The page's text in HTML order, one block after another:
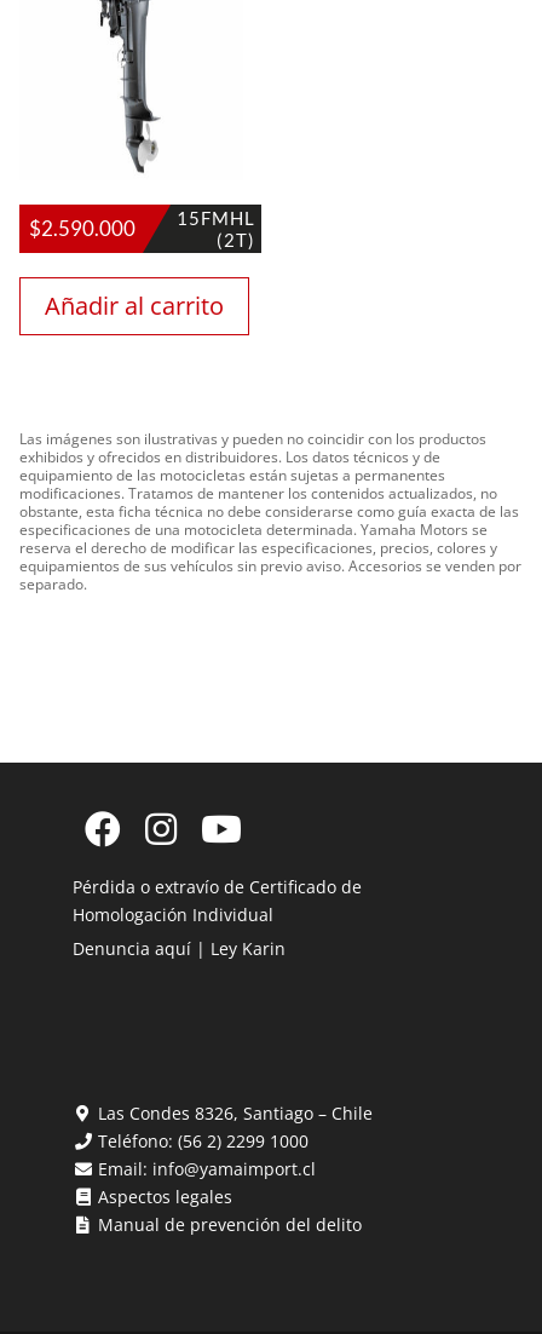
$2.590.000
15FMHL
(2T)
Añadir al carrito
Las imágenes son ilustrativas y pueden no coincidir con los productos
exhibidos y ofrecidos en distribuidores. Los datos técnicos y de
equipamiento de las motocicletas están sujetas a permanentes
modificaciones. Tratamos de mantener los contenidos actualizados, no
obstante, esta ficha técnica no debe considerarse como guía exacta de las
especificaciones de una motocicleta determinada. Yamaha Motors se
reserva el derecho de modificar las especificaciones, precios, colores y
equipamientos de sus vehículos sin previo aviso. Accesorios se venden por
separado.
Pérdida o extravío de Certificado de
Homologación Individual
Denuncia aquí | Ley Karin
Las Condes 8326, Santiago – Chile
Teléfono:(56 2) 2299 1000
Email: info@yamaimport.cl
Aspectos legales
Manual de prevención del delito